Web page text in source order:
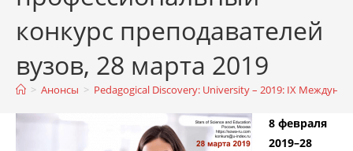
конкурс преподавателей
вузов, 28 марта 2019
> Анонсы > Pedagogical Discovery: University – 2019: IX
8 февраля
2019–28